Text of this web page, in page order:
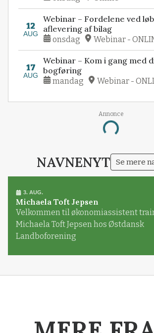
12 InterCount kursus Online
onsdag Online
AUG
Webinar – Fordelene ved
aflevering af bilag
onsdag Webinar -
Webinar – Kom i gang med
bogføring
mandag Webinar -
Annonce
Loading...
NAVNENYT
3. AUG.
Michaela Toft Jepsen
Velkommen til økonomiassistent
Michaela Toft Jepsen hos Østdansk
Landboforening